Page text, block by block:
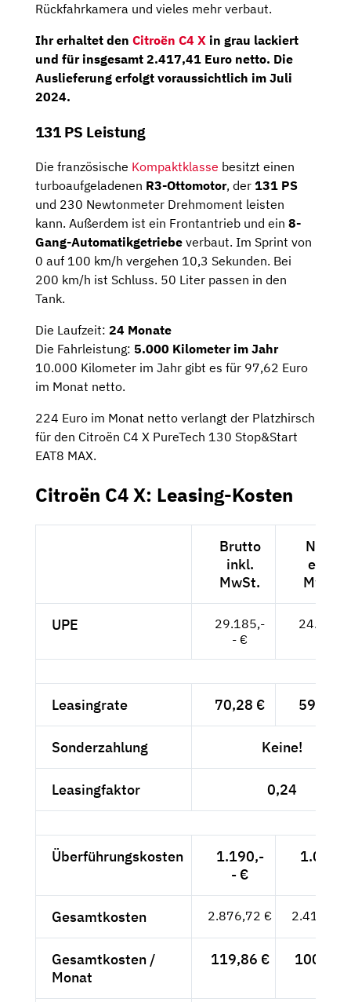
Rückfahrkamera und vieles mehr verbaut.
Ihr erhaltet den Citroën C4 X in grau lackiert
und für insgesamt 2.417,41 Euro netto. Die
Auslieferung erfolgt voraussichtlich im Juli
2024.
131 PS Leistung
Die französische Kompaktklasse besitzt einen
turboaufgeladenen R3-Ottomotor, der 131 PS
und 230 Newtonmeter Drehmoment leisten
kann. Außerdem ist ein Frontantrieb und ein 8-
Gang-Automatikgetriebe verbaut. Im Sprint von
0 auf 100 km/h vergehen 10,3 Sekunden. Bei
200 km/h ist Schluss. 50 Liter passen in den
Tank.
Die Laufzeit: 24 Monate
Die Fahrleistung: 5.000 Kilometer im Jahr
10.000 Kilometer im Jahr gibt es für 97,62 Euro
im Monat netto.
224 Euro im Monat netto verlangt der Platzhirsch
für den Citroën C4 X PureTech 130 Stop&Start
EAT8 MAX.
Citroën C4 X: Leasing-Kosten
Brutto
inkl.
MwSt.
Netto
exkl.
MwSt.
UPE
29.185,-
- €
24.525,-
Leasingrate 70,28 € 59,06 €
Sonderzahlung Keine!
Leasingfaktor 0,24
Überführungskosten
1.190,-
- €
1.000,-
Gesamtkosten 2.876,72 € 2.417,41
Gesamtkosten /
Monat
119,86 € 100,73